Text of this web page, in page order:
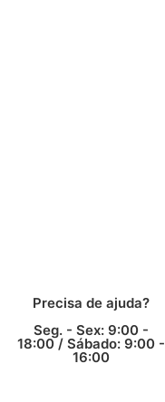
Precisa de ajuda?
Seg. - Sex: 9:00 -
18:00 / Sábado: 9:00 -
16:00